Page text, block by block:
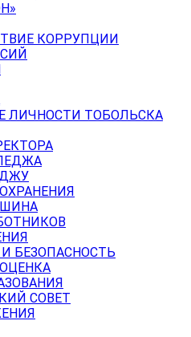
КОРРУПЦИИ
ЛИЧНОСТИ ТОБОЛЬСКА
БЕЗОПАСНОСТЬ
СОВЕТ